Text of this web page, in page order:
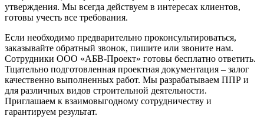
утверждения. Мы всегда действуем в интересах клиентов,
готовы учесть все требования.
Если необходимо предварительно проконсультироваться,
заказывайте обратный звонок, пишите или звоните нам.
Сотрудники ООО «АБВ-Проект» готовы бесплатно ответить.
Тщательно подготовленная проектная документация – залог
качественно выполненных работ. Мы разрабатываем ППР и
для различных видов строительной деятельности.
Приглашаем к взаимовыгодному сотрудничеству и
гарантируем результат.